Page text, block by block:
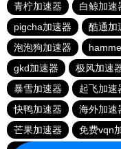
青柠加速器
白鲸加速
pigcha加速器
酷通加
泡泡狗加速器
gkd加速器
极风加速
暴雪加速器
起飞加速
快鸭加速器
海外加速
芒果加速器
免费vqn